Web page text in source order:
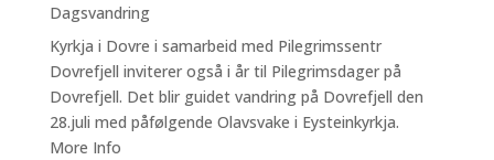
Dagsvandring
Kyrkja i Dovre i samarbeid med Pilegrimssentr
Dovrefjell inviterer også i år til Pilegrimsdager på
Dovrefjell. Det blir guidet vandring på Dovrefjell den
28.juli med påfølgende Olavsvake i Eysteinkyrkja.
More Info